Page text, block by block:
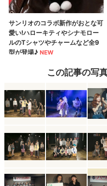
この記事の写